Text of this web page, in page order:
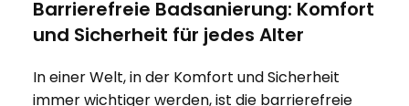
Barrierefreie Badsanierung: Komfort
und Sicherheit für jedes Alter
In einer Welt, in der Komfort und Sicherheit
immer wichtiger werden, ist die barrierefreie